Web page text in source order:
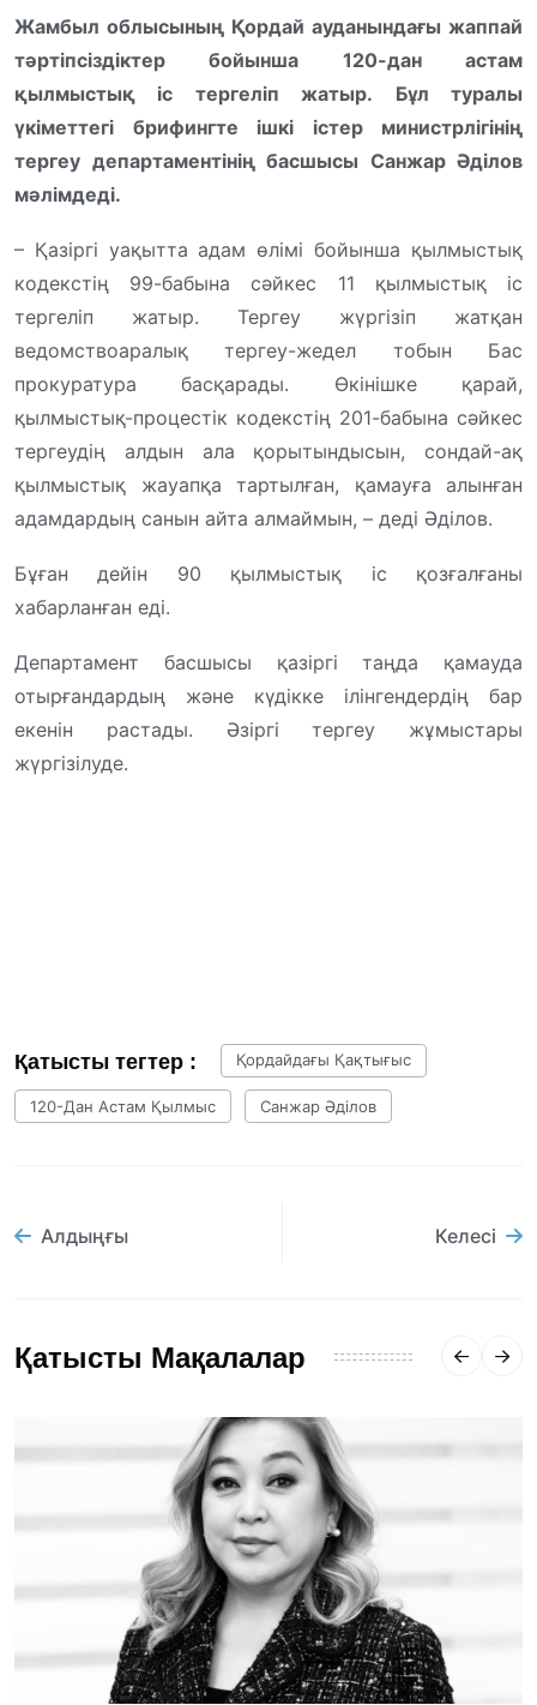
Жамбыл облысының Қордай ауданындағы жаппай
тәртіпсіздіктер бойынша 120-дан астам
қылмыстық іс тергеліп жатыр. Бұл туралы
үкіметтегі брифингте ішкі істер министрлігінің
тергеу департаментінің басшысы Санжар Әділов
мәлімдеді.
– Қазіргі уақытта адам өлімі бойынша қылмыстық
кодекстің 99-бабына сәйкес 11 қылмыстық іс
тергеліп жатыр. Тергеу жүргізіп жатқан
ведомствоаралық тергеу-жедел тобын Бас
прокуратура басқарады. Өкінішке қарай,
қылмыстық-процестік кодекстің 201-бабына сәйкес
тергеудің алдын ала қорытындысын, сондай-ақ
қылмыстық жауапқа тартылған, қамауға алынған
адамдардың санын айта алмаймын, – деді Әділов.
Бұған дейін 90 қылмыстық іс қозғалғаны
хабарланған еді.
Департамент басшысы қазіргі таңда қамауда
отырғандардың және күдікке ілінгендердің бар
екенін растады. Әзіргі тергеу жұмыстары
жүргізілуде.
Қатысты тегтер : Қордайдағы Қақтығыс
120-Дан Астам Қылмыс Санжар Әділов
Алдыңғы Келесі
Қатысты Мақалалар